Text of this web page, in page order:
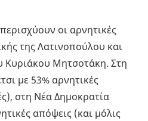
οι αρνητικές
της Λατινοπούλου και
Κυριάκου Μητσοτάκη. Στη
με 53% αρνητικές
στη Νέα Δημοκρατία
απόψεις (και μόλις